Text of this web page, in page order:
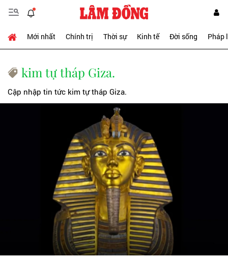
Mới nhất Chính trị Thời sự Kinh tế Đời sống Pháp
kim tự tháp Giza.
Cập nhập tin tức kim tự tháp Giza.